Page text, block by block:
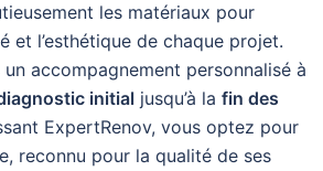
les matériaux pour
et l’esthétique de chaque projet.
accompagnement personnalisé à
initial jusqu’à la fin des
ExpertRenov, vous optez pour
reconnu pour la qualité de ses